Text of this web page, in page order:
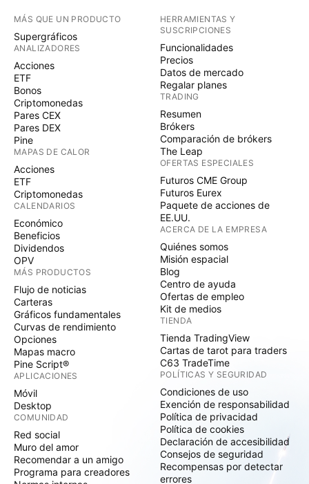
MÁS QUE UN PRODUCTO
Supergráficos
ANALIZADORES
Acciones
ETF
Bonos
Criptomonedas
Pares CEX
Pares DEX
Pine
MAPAS DE CALOR
Acciones
ETF
Criptomonedas
CALENDARIOS
Económico
Beneficios
Dividendos
OPV
MÁS PRODUCTOS
Flujo de noticias
Carteras
Gráficos fundamentales
Curvas de rendimiento
Opciones
Mapas macro
Pine Script®
APLICACIONES
Móvil
Desktop
COMUNIDAD
Red social
Muro del amor
Recomendar a un amigo
Programa para creadores
HERRAMIENTAS Y
SUSCRIPCIONES
Funcionalidades
Precios
Datos de mercado
Regalar planes
TRADING
Resumen
Brókers
Comparación de brókers
The Leap
OFERTAS ESPECIALES
Futuros CME Group
Futuros Eurex
Paquete de acciones de
EE.UU.
ACERCA DE LA EMPRESA
Quiénes somos
Misión espacial
Blog
Centro de ayuda
Ofertas de empleo
Kit de medios
TIENDA
Tienda TradingView
Cartas de tarot para traders
C63 TradeTime
POLÍTICAS Y SEGURIDAD
Condiciones de uso
Exención de responsabilidad
Política de privacidad
Política de cookies
Declaración de accesibilidad
Consejos de seguridad
Recompensas por detectar
errores